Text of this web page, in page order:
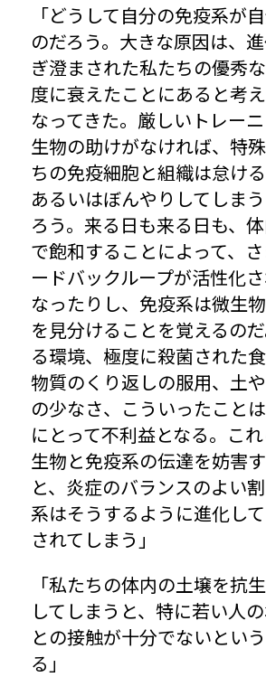
「どうして自分の免疫系が
のだろう。大きな原因は、
ぎ澄まされた私たちの優秀
度に衰えたことにあると考
なってきた。厳しいトレー
生物の助けがなければ、特
ちの免疫細胞と組織は怠ける
あるいはぼんやりしてしま
ろう。来る日も来る日も、
で飽和することによって、
ードバックループが活性化
なったりし、免疫系は微生
を見分けることを覚えるの
る環境、極度に殺菌された
物質のくり返しの服用、土
の少なさ、こういったこと
にとって不利益となる。こ
生物と免疫系の伝達を妨害
と、炎症のバランスのよい
系はそうするように進化し
されてしまう」
「私たちの体内の土壌を抗
してしまうと、特に若い人
との接触が十分でないとい
る」